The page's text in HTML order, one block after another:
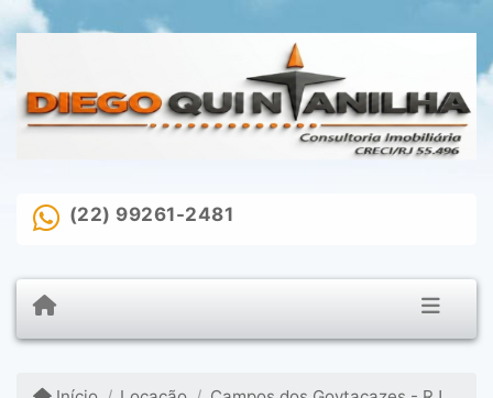
(22) 99261-2481